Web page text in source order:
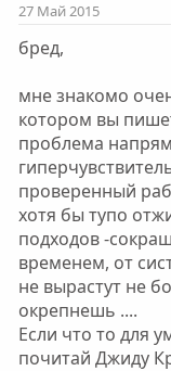
27 Май 2015
бред,
мне знакомо
котором вы
проблема
проверенный
хотя бы тупо
подходов -
временем, от
не вырастут не
окрепнешь ....
Если что то для
почитай Джиду